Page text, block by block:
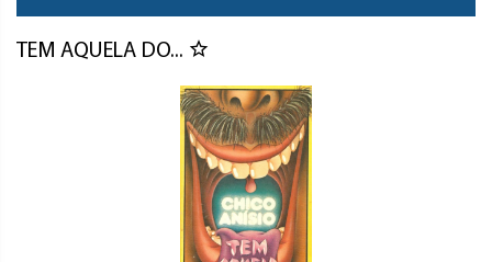
TEM AQUELA DO...